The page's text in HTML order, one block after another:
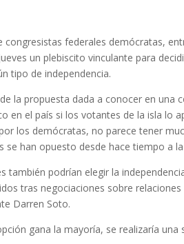
congresistas federales demócratas,
un plebiscito vinculante para
tipo de independencia.
la propuesta dada a conocer en una
en el país si los votantes de la isla lo
los demócratas, no parece tener
se han opuesto desde hace tiempo a
también podrían elegir la
tras negociaciones sobre
Darren Soto.
gana la mayoría, se realizaría